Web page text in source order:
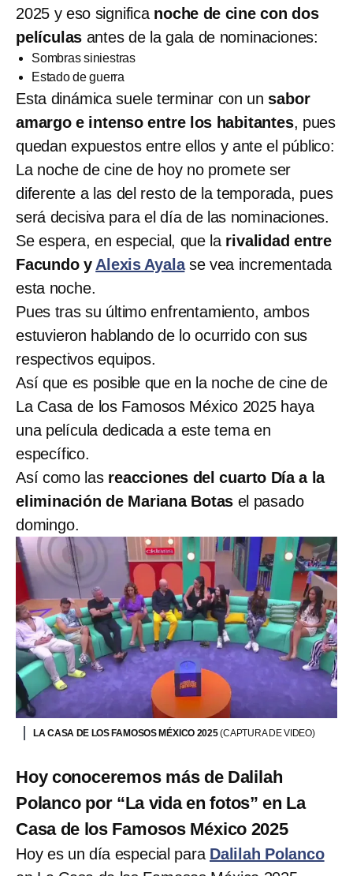
2025 y eso significa noche de cine con dos
películas antes de la gala de nominaciones:
Sombras siniestras
Estado de guerra
Esta dinámica suele terminar con un sabor
amargo e intenso entre los habitantes, pues
quedan expuestos entre ellos y ante el público:
La noche de cine de hoy no promete ser
diferente a las del resto de la temporada, pues
será decisiva para el día de las nominaciones.
Se espera, en especial, que la rivalidad entre
Facundo y Alexis Ayalase vea incrementada
esta noche.
Pues tras su último enfrentamiento, ambos
estuvieron hablando de lo ocurrido con sus
respectivos equipos.
Así que es posible que en la noche de cine de
La Casa de los Famosos México 2025 haya
una película dedicada a este tema en
específico.
Así como lasreacciones del cuarto Día a la
eliminación de Mariana Botas el pasado
domingo.
LA CASA DE LOS FAMOSOS MÉXICO 2025(CAPTURA DE VIDEO)
Hoy conoceremos más de Dalilah
Polanco por “La vida en fotos” en La
Casa de los Famosos México 2025
Hoy es un día especial para Dalilah Polanco